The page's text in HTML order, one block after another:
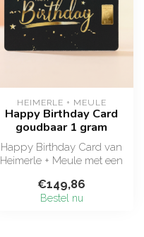
HEIMERLE + MEULE
Happy Birthday Card
goudbaar 1 gram
Happy Birthday Card van
Heimerle + Meule met een
(999,9) e...
€149,86
Bestel nu